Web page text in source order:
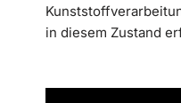
in diesem Zustand